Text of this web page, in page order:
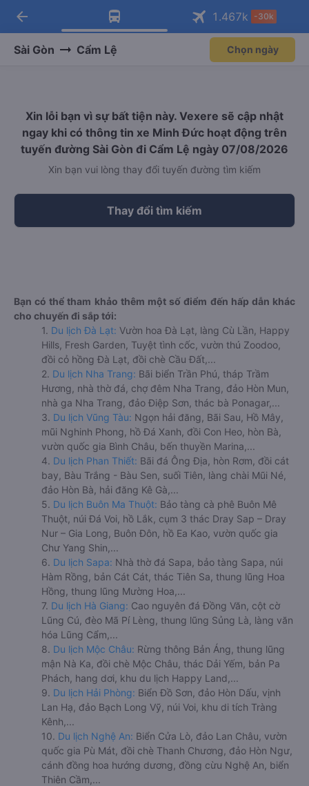
Tải app Vexere ngay!
Nhận ưu đãi thành viên độc
Mở app
Tải app Vexere
-30k/ghế khi đặt vé máy bay qua
Mở app
arrow_back 1.467k -30k
Sài Gòn Cẩm Lệ Chọn ngày
Xin lỗi bạn vì sự bất tiện này. Vexere sẽ cập nhật
ngay khi có thông tin xe Minh Đức hoạt động trên
tuyến đường Sài Gòn đi Cẩm Lệ ngày 07/08/2026
Xin bạn vui lòng thay đổi tuyến đường tìm kiếm
Thay đổi tìm kiếm
Bạn có thể tham khảo thêm một số điểm đến hấp dẫn khác
cho chuyến đi sắp tới:
1. Du lịch Đà Lạt: Vườn hoa Đà Lạt, làng Cù Lần, Happy
Hills, Fresh Garden, Tuyệt tình cốc, vườn thú Zoodoo,
đồi cỏ hồng Đà Lạt, đồi chè Cầu Đất,...
2. Du lịch Nha Trang: Bãi biển Trần Phú, tháp Trầm
Hương, nhà thờ đá, chợ đêm Nha Trang, đảo Hòn Mun,
nhà ga Nha Trang, đảo Điệp Sơn, thác bà Ponagar,...
3. Du lịch Vũng Tàu: Ngọn hải đăng, Bãi Sau, Hồ Mây,
mũi Nghinh Phong, hồ Đá Xanh, đồi Con Heo, hòn Bà,
vườn quốc gia Bình Châu, bến thuyền Marina,...
4. Du lịch Phan Thiết: Bãi đá Ông Địa, hòn Rơm, đồi cát
bay, Bàu Trắng - Bàu Sen, suối Tiên, làng chài Mũi Né,
đảo Hòn Bà, hải đăng Kê Gà,...
5. Du lịch Buôn Ma Thuột: Bảo tàng cà phê Buôn Mê
Thuột, núi Đá Voi, hồ Lắk, cụm 3 thác Dray Sap – Dray
Nur – Gia Long, Buôn Đôn, hồ Ea Kao, vườn quốc gia
Chư Yang Shin,...
6. Du lịch Sapa: Nhà thờ đá Sapa, bảo tàng Sapa, núi
Hàm Rồng, bản Cát Cát, thác Tiên Sa, thung lũng Hoa
Hồng, thung lũng Mường Hoa,...
7. Du lịch Hà Giang: Cao nguyên đá Đồng Văn, cột cờ
Lũng Cú, đèo Mã Pí Lèng, thung lũng Sủng Là, làng văn
hóa Lũng Cẩm,...
8. Du lịch Mộc Châu: Rừng thông Bản Áng, thung lũng
mận Nà Ka, đồi chè Mộc Châu, thác Dải Yếm, bản Pa
Phách, hang dơi, khu du lịch Happy Land,...
9. Du lịch Hải Phòng: Biển Đồ Sơn, đảo Hòn Dấu, vịnh
Lan Hạ, đảo Bạch Long Vỹ, núi Voi, khu di tích Tràng
Kênh,...
10. Du lịch Nghệ An: Biển Cửa Lò, đảo Lan Châu, vườn
quốc gia Pù Mát, đồi chè Thanh Chương, đảo Hòn Ngư,
cánh đồng hoa hướng dương, đồng cừu Nghệ An, biển
Thiên Cầm,...